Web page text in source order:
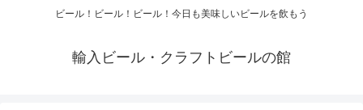
ビール！ビール！ビール！今日も美味しいビールを飲もう
輸入ビール・クラフトビールの館